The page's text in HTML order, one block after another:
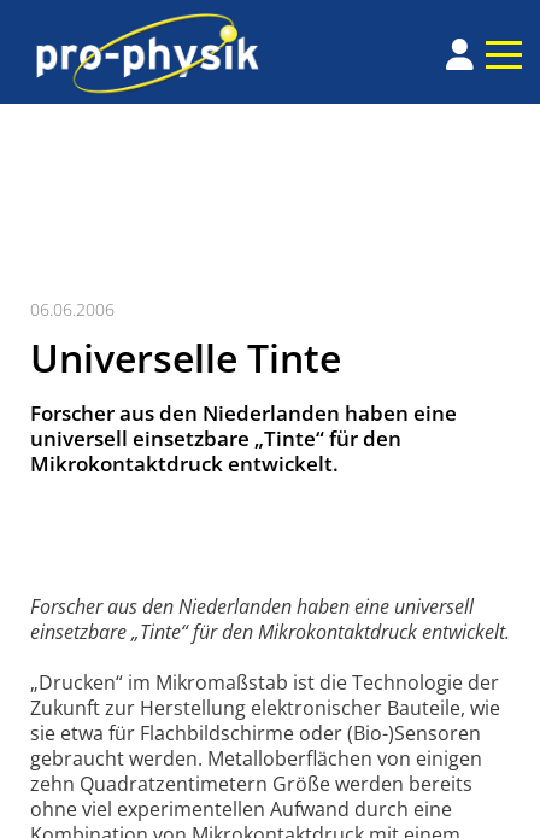
06.06.2006
Universelle Tinte
Forscher aus den Niederlanden haben eine
universell einsetzbare „Tinte“ für den
Mikrokontaktdruck entwickelt.
Forscher aus den Niederlanden haben eine universell
einsetzbare „Tinte“ für den Mikrokontaktdruck entwickelt.
„Drucken“ im Mikromaßstab ist die Technologie der
Zukunft zur Herstellung elektronischer Bauteile, wie
sie etwa für Flachbildschirme oder (Bio-)Sensoren
gebraucht werden. Metalloberflächen von einigen
zehn Quadratzentimetern Größe werden bereits
ohne viel experimentellen Aufwand durch eine